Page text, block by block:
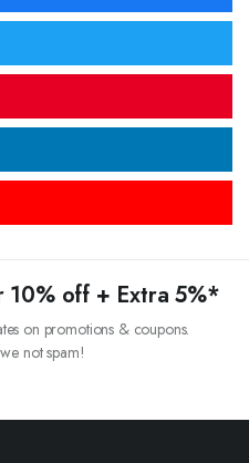
10% off + Extra 5%*
on promotions & coupons.
not spam!